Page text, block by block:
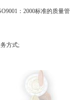
：2000标准的质量管
方式;